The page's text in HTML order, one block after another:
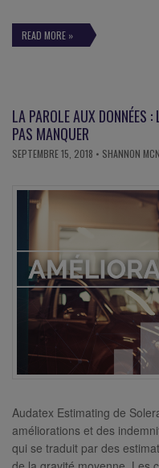
READ MORE »
LA PAROLE AUX DONNÉES
PAS MANQUER
SEPTEMBRE 15, 2018 • SHANNON
Audatex Estimating de
améliorations et des
qui se traduit par des